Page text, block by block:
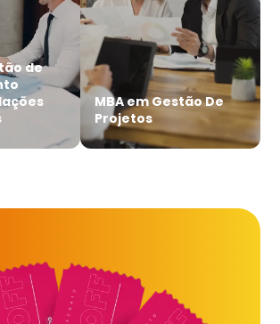
de
MBA em Gestão De
Projetos